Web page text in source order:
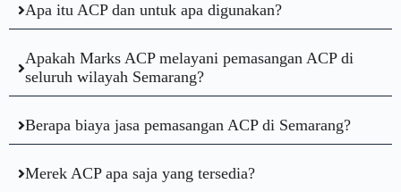
Apa itu ACP dan untuk apa digunakan?
Apakah Marks ACP melayani pemasangan ACP di
seluruh wilayah Semarang?
Berapa biaya jasa pemasangan ACP di Semarang?
Merek ACP apa saja yang tersedia?